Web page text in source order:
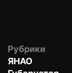
Рубрики
ЯНАО